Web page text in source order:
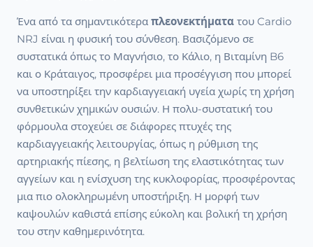
Ένα από τα σημαντικότερα πλεονεκτήματα του Cardio
NRJ είναι η φυσική του σύνθεση. Βασιζόμενο σε
συστατικά όπως το Μαγνήσιο, το Κάλιο, η Βιταμίνη B6
και ο Κράταιγος, προσφέρει μια προσέγγιση που μπορεί
να υποστηρίξει την καρδιαγγειακή υγεία χωρίς τη χρήση
συνθετικών χημικών ουσιών. Η πολυ-συστατική του
φόρμουλα στοχεύει σε διάφορες πτυχές της
καρδιαγγειακής λειτουργίας, όπως η ρύθμιση της
αρτηριακής πίεσης, η βελτίωση της ελαστικότητας των
αγγείων και η ενίσχυση της κυκλοφορίας, προσφέροντας
μια πιο ολοκληρωμένη υποστήριξη. Η μορφή των
καψουλών καθιστά επίσης εύκολη και βολική τη χρήση
του στην καθημερινότητα.